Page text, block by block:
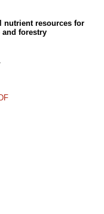
nutrient resources for
forestry